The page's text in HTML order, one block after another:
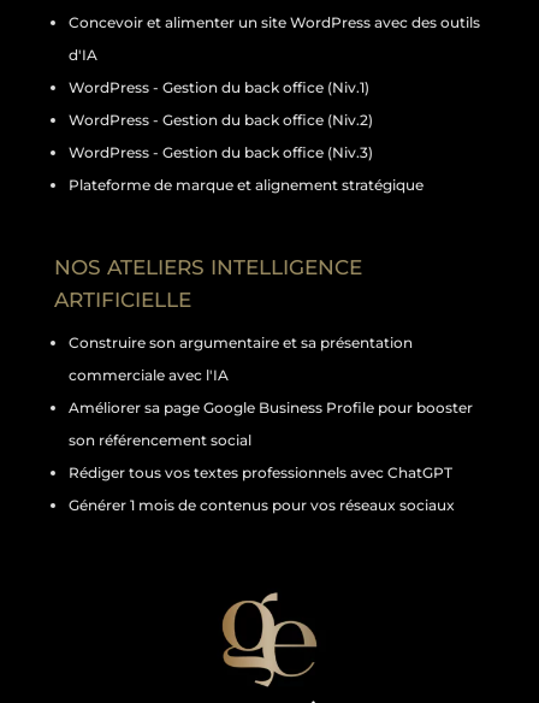
Concevoir et alimenter un site WordPress avec des outils
d'IA
WordPress - Gestion du back office (Niv.1)
WordPress - Gestion du back office (Niv.2)
WordPress - Gestion du back office (Niv.3)
Plateforme de marque et alignement stratégique
NOS ATELIERS INTELLIGENCE
ARTIFICIELLE
Construire son argumentaire et sa présentation
commerciale avec l'IA
Améliorer sa page Google Business Profile pour booster
son référencement social
Rédiger tous vos textes professionnels avec ChatGPT
Générer 1 mois de contenus pour vos réseaux sociaux